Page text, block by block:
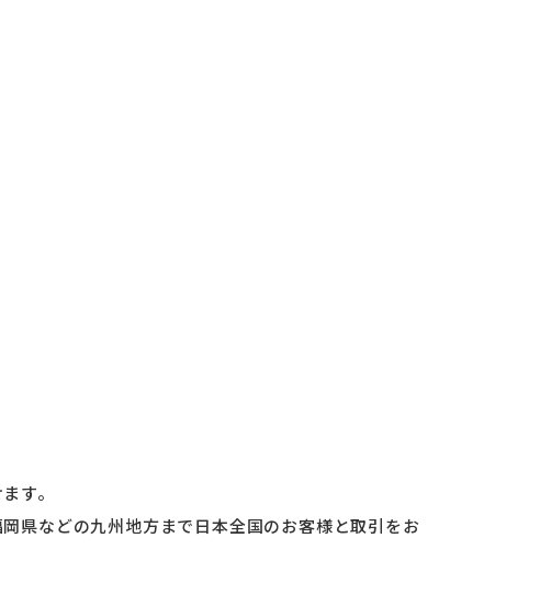
す。
県などの九州地方まで日本全国のお客様と取引をお